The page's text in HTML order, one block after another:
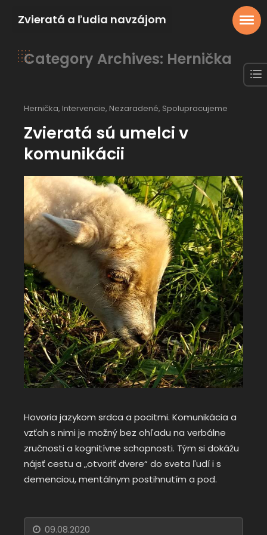
Zvieratá a ľudia navzájom
Category Archives: Hernička
Hernička, Intervencie, Nezaradené, Spolupracujeme
Zvieratá sú umelci v
komunikácii
Hovoria jazykom srdca a pocitmi. Komunikácia a
vzťah s nimi je možný bez ohľadu na verbálne
zručnosti a kognitívne schopnosti. Tým si dokážu
nájsť cestu a „otvoriť dvere“ do sveta ľudí i s
demenciou, mentálnym postihnutím a pod.
09.08.2020